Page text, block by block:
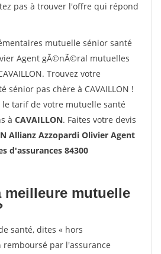
pas à trouver l'offre qui répond
mutuelle sénior santé
Agent gÃ©nÃ©ral mutuelles
Trouvez votre
sénior pas chère à CAVAILLON !
tarif de votre mutuelle santé
à CAVAILLON. Faites votre devis
Allianz Azzopardi Olivier Agent
d'assurances 84300
meilleure mutuelle
santé, dites « hors
remboursé par l'assurance